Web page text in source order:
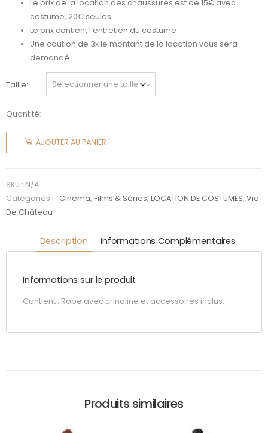
Le prix de la location des chaussures est de 15€ avec
costume, 20€ seules
Le prix contient l’entretien du costume
Une caution de 3x le montant de la location vous sera
demandé
Taille
Quantité:
quantité
Bridgerton
Madeline
AJOUTER AU PANIER
SKU : N/A
Catégories :
Cinéma,Films & Séries,LOCATION DE COSTUMES,Vie
De Château
Description Informations Complémentaires
Informations sur le produit
Contient : Robe avec crinoline et accessoires inclus.
Produits similaires